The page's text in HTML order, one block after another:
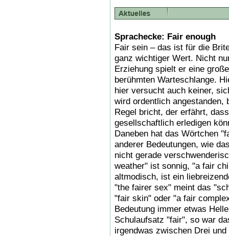
Sprachecke: Fair enough
Fair sein – das ist für die
ganz wichtiger Wert. Nicht
Erziehung spielt er eine
berühmten Warteschlange.
hier versucht auch keiner,
wird ordentlich angestanden,
Regel bricht, der erfährt,
gesellschaftlich erledigen
Daneben hat das Wörtchen
anderer Bedeutungen, wie
nicht gerade
weather" ist sonnig, "a fair
altmodisch, ist ein
"the fairer sex" meint das
"fair skin" oder "a fair
Bedeutung immer etwas
Schulaufsatz "fair", so war
irgendwas zwischen Drei